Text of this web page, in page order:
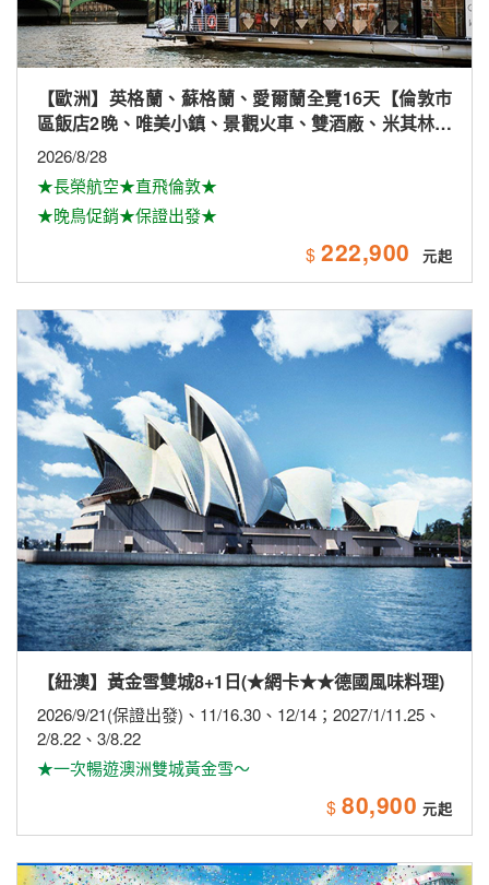
【歐洲】英格蘭、蘇格蘭、愛爾蘭全覽16天【倫敦市
區飯店2晚、唯美小鎮、景觀火車、雙酒廠、米其林、
雙大學城、下午茶
2026/8/28
★長榮航空★直飛倫敦★
★晚鳥促銷★保證出發★
$ 222,900
【紐澳】黃金雪雙城8+1日(★網卡★★德國風味料理)
2026/9/21(保證出發)、11/16.30、12/14；2027/1/11.25、
2/8.22、3/8.22
★一次暢遊澳洲雙城黃金雪～
$ 80,900